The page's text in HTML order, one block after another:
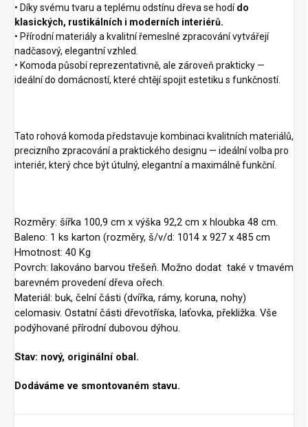
• Díky svému tvaru a teplému odstínu dřeva se hodído
klasických, rustikálních i moderních interiérů.
• Přírodní materiály a kvalitní řemeslné zpracování vytvářejí
nadčasový, elegantní vzhled.
• Komoda působí reprezentativně, ale zároveň prakticky —
ideální do domácností, které chtějí spojit estetiku s funkčností.
Tato rohová komoda představuje kombinaci kvalitních materiálů,
precizního zpracování a praktického designu — ideální volba pro
interiér, který chce být útulný, elegantní a maximálně funkční.
Rozměry: šířka 100,9 cm x výška 92,2 cm x hloubka 48 cm.
Baleno: 1 ks karton (rozměry, š/v/d: 1014 x 927 x 485 cm
Hmotnost: 40 Kg
Povrch: lakováno barvou třešeň. Možno dodat také v tmavém
barevném provedení dřeva ořech.
Materiál: buk, čelní části (dvířka, rámy, koruna, nohy)
celomasiv. Ostatní části dřevotříska, laťovka, překližka. Vše
podýhované přírodní dubovou dýhou.
Stav: nový, originální obal.
Dodáváme ve smontovaném stavu.